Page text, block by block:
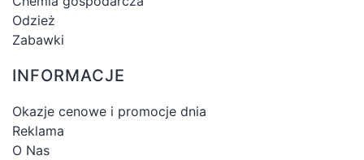
Odzież
Zabawki
INFORMACJE
Okazje cenowe i promocje dnia
Reklama
O Nas